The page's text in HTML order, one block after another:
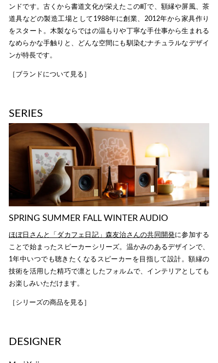
ンドです。古くから書道文化が栄えたこの町で、額縁や屏風、茶
道具などの製造工場として1988年に創業、2012年から家具作り
をスタート。木製ならではの温もりや丁寧な手仕事から生まれる
なめらかな手触りと、どんな空間にも馴染むナチュラルなデザイ
ンが特長です。
［ブランドについて見る］
SERIES
SPRING SUMMER FALL WINTER AUDIO
ほぼ日さんと「ダカフェ日記」森友治さんの共同開発に参加する
ことで始まったスピーカーシリーズ。温かみのあるデザインで、
1年中いつでも聴きたくなるスピーカーを目指して設計。額縁の
技術を活用した精巧で凛としたフォルムで、インテリアとしても
お楽しみいただけます。
［シリーズの商品を見る］
DESIGNER